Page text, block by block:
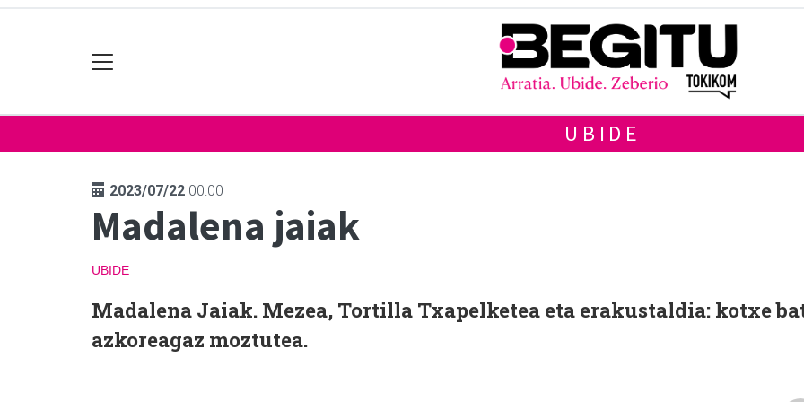
UBIDE
2023/07/22 00:00
Madalena jaiak
UBIDE
Madalena Jaiak. Mezea, Tortilla Txapelketea eta erakustaldia: kotxe
azkoreagaz moztutea.